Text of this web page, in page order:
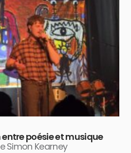
poésie et musique
Simon Kearney